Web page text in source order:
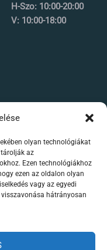
olyan technológiákat
az
Ezen technológiákhoz
ezen az oldalon olyan
vagy az egyedi
hátrányosan
H-Szo: 10:00-20:00
10:00-18:00